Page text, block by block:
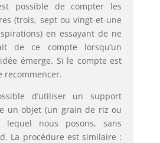
possible de compter les
(trois, sept ou vingt-et-une
en essayant de ne
de ce compte lorsqu’un
émerge. Si le compte est
recommencer.
d’utiliser un support
un objet (un grain de riz ou
nous posons, sans
La procédure est similaire :